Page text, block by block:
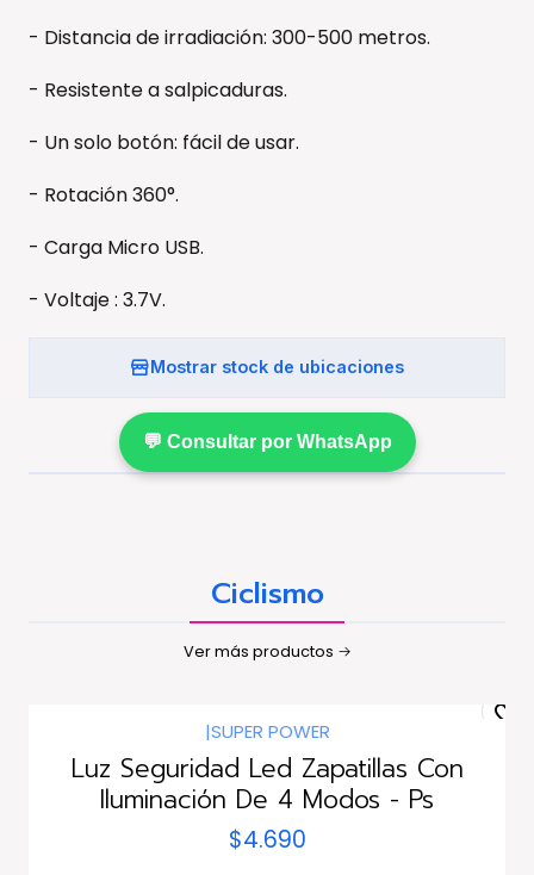
- Distancia de irradiación: 300-500 metros.
- Resistente a salpicaduras.
- Un solo botón: fácil de usar.
- Rotación 360°.
- Carga Micro USB.
- Voltaje : 3.7V.
Mostrar stock de ubicaciones
💬 Consultar por WhatsApp
Ciclismo
Ver más productos
|SUPER POWER
Luz Seguridad Led Zapatillas Con
Iluminación De 4 Modos - Ps
$4.690